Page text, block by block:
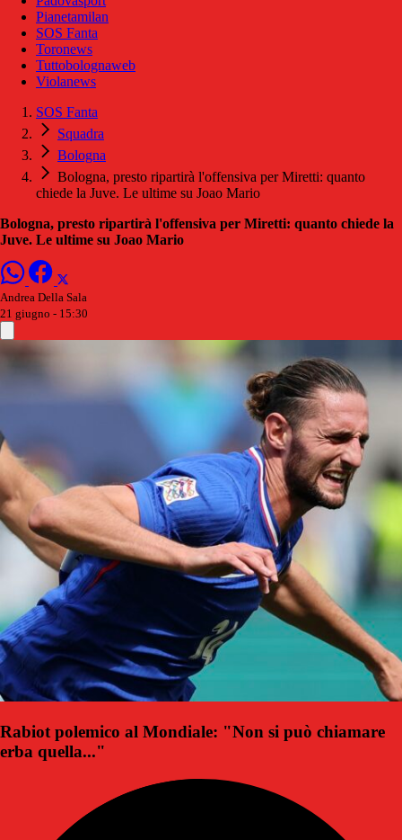
Pianetamilan
SOS Fanta
Toronews
Tuttobolognaweb
Violanews
SOS Fanta
Squadra
Bologna
Bologna, presto ripartirà l'offensiva per Miretti: quanto
chiede la Juve. Le ultime su Joao Mario
Bologna, presto ripartirà l'offensiva per Miretti: quanto chiede la
Juve. Le ultime su Joao Mario
Andrea Della Sala
21 giugno - 15:30
Rabiot polemico al Mondiale: "Non si può chiamare
erba quella..."